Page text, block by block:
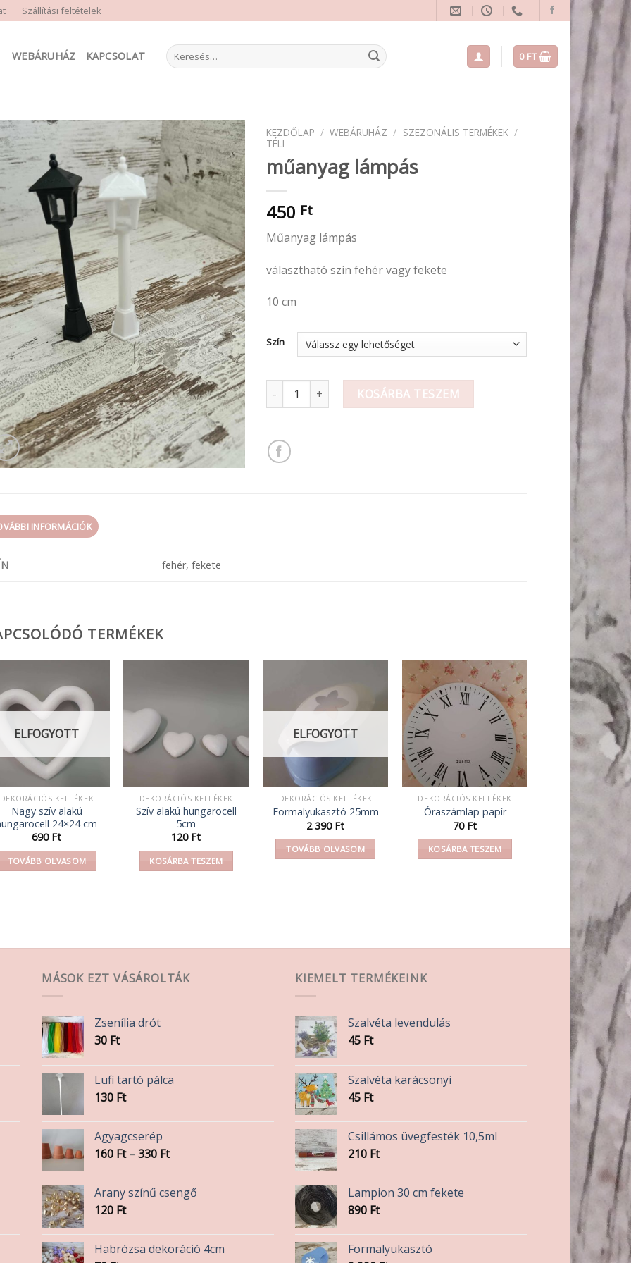
Szállítási feltételek
WEBÁRUHÁZ KAPCSOLAT
Keresés
a
0 FT
KEZDŐLAP / WEBÁRUHÁZ / SZEZONÁLIS TERMÉKEK /
TÉLI
műanyag lámpás
450 Ft
Műanyag lámpás
választható szín fehér vagy fekete
10 cm
Szín
műanyag lámpás mennyiségKOSÁRBA TESZEM
INFORMÁCIÓK
fehér, fekete
TERMÉKEK
ELFOGYOTT
DEKORÁCIÓS KELLÉKEK
Nagy szív alakú
24×24 cm
690 Ft
TOVÁBB OLVASOM
DEKORÁCIÓS KELLÉKEK
Szív alakú hungarocell
5cm
120 Ft
KOSÁRBA TESZEM
ELFOGYOTT
DEKORÁCIÓS KELLÉKEK
Formalyukasztó 25mm
2 390 Ft
TOVÁBB OLVASOM
DEKORÁCIÓS KELLÉKEK
Óraszámlap papír
70 Ft
KOSÁRBA TESZEM
MÁSOK EZT VÁSÁROLTÁK
Zsenília drót
30 Ft
Lufi tartó pálca
130 Ft
Agyagcserép
160 Ft – 330 FtÁrtartomány:
-
330 Ft
Arany színű csengő
120 Ft
Habrózsa dekoráció 4cm
KIEMELT TERMÉKEINK
Szalvéta levendulás
45 Ft
Szalvéta karácsonyi
45 Ft
Csillámos üvegfesték 10,5ml
210 Ft
Lampion 30 cm fekete
890 Ft
Formalyukasztó